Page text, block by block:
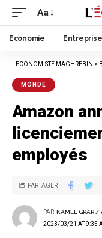
Aa
Economie Entreprise
LECONOMISTE MAGHREBIN >
MONDE
Amazon
employés
2023/03/21 AT 9:35
PAR KAMEL GRAR /
PARTAGER